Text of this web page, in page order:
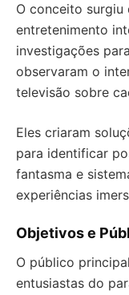
O conceito
entretenimento
investigações
observaram o
televisão sobre
Eles criaram
para identificar
fantasma e
experiências
Objetivos e
O público
entusiastas do